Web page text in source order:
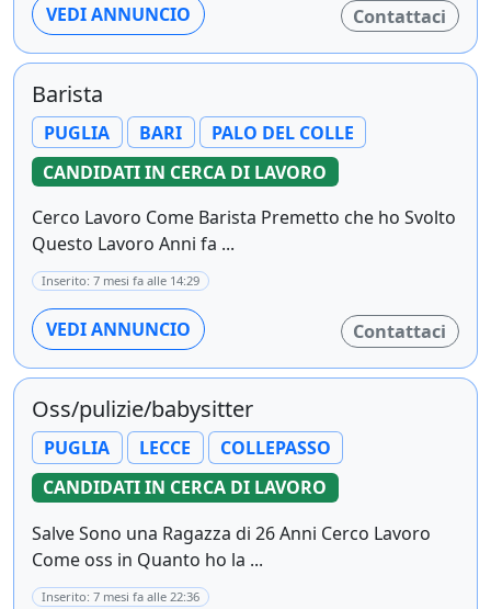
VEDI ANNUNCIO Contattaci
Barista
PUGLIA BARI
PALO DEL COLLE
CANDIDATI IN CERCA DI LAVORO
Cerco Lavoro Come Barista Premetto che ho Svolto
Questo Lavoro Anni fa ...
Inserito: 7 mesi fa alle 14:29
VEDI ANNUNCIO Contattaci
Oss/pulizie/babysitter
PUGLIA LECCE
COLLEPASSO
CANDIDATI IN CERCA DI LAVORO
Salve Sono una Ragazza di 26 Anni Cerco Lavoro
Come oss in Quanto ho la ...
Inserito: 7 mesi fa alle 22:36